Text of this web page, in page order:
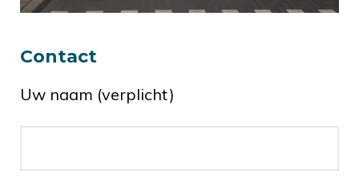
Contact
Uw naam (verplicht)